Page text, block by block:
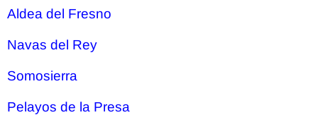
Aldea del Fresno
Navas del Rey
Somosierra
Pelayos de la Presa